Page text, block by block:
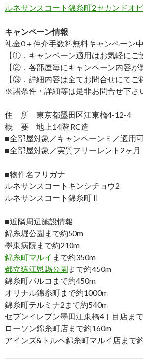
ルネサンスコート錦糸町2セカンドオ
キャンペーン情報
礼金0＋仲介手数料無料キャンペーン中
【①．キャンペーン適用はお気軽にご
【②．各部屋毎にキャンペーン内容が
【③．詳細内容は全てお問合せにてご
※諸条件・詳細等は是非お問合せ下さ
住 所 東京都墨田区江東橋4-12-4
概 要 地上14階 RC造
■全部屋対象／キャンペーンＥ／適用
■全部屋対象／実質フリーレント2ヶ月
■物件名フリガナ
ルネサンスコートキンシチョウ2
ルネサンスコート錦糸町Ⅱ
■近隣周辺施設情報
錦糸堀公園まで約50m
墨東病院まで約210m
錦糸町マルイ まで約350m
都立猿江恩賜公園 まで約450m
錦糸町パルコまで約450m
オリナル錦糸町まで約1000m
錦糸町テルミナ2まで約540m
セブンイレブン墨田江東橋4丁目店ま
ローソン錦糸町店まで約160m
アインズ&トルペ錦糸町マルイ店まで